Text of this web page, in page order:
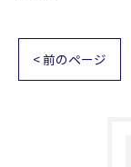
< 前のページ